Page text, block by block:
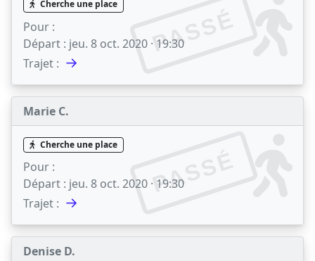
PASSÉ
Cherche une place
Pour :
Départ : jeu. 8 oct. 2020 · 19:30
Trajet : →
Marie C.
PASSÉ
Cherche une place
Pour :
Départ : jeu. 8 oct. 2020 · 19:30
Trajet : →
Denise D.